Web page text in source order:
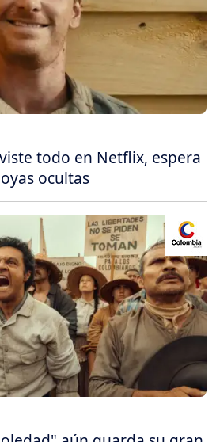
todo en Netflix, espera
ocultas